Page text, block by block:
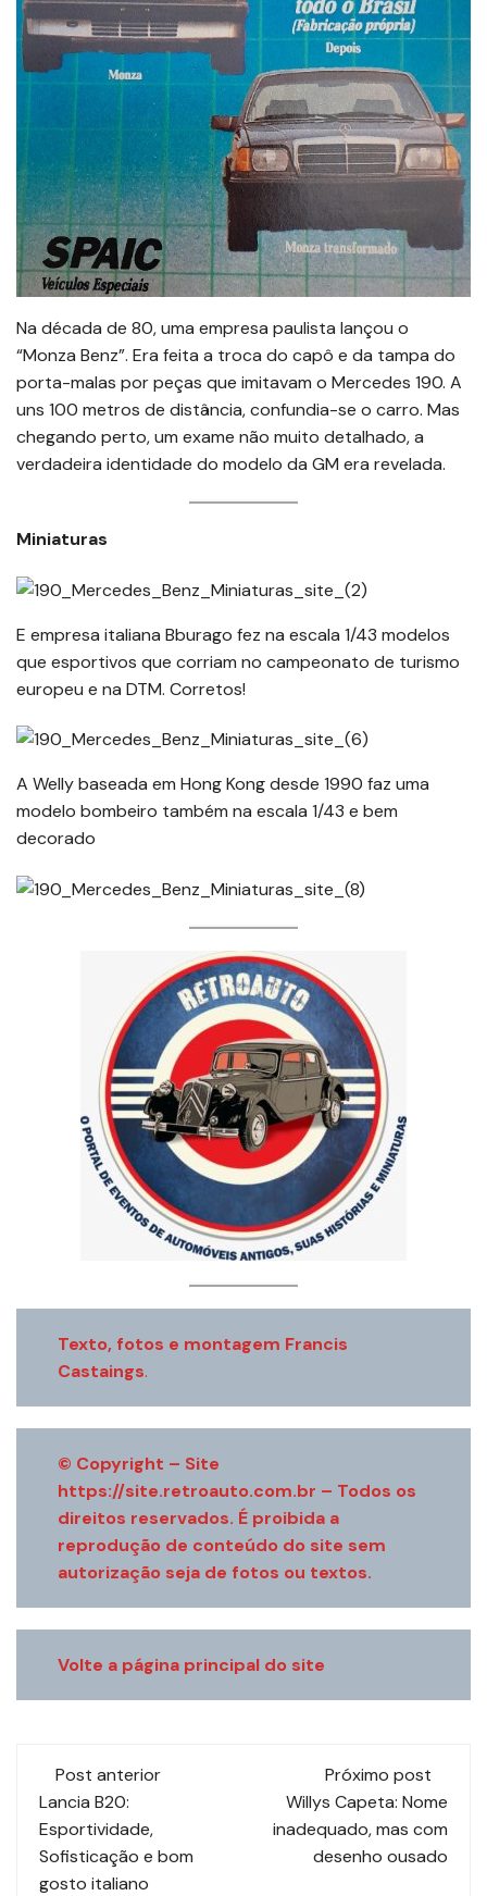
Na década de 80, uma empresa paulista lançou o
“Monza Benz”. Era feita a troca do capô e da tampa do
porta-malas por peças que imitavam o Mercedes 190. A
uns 100 metros de distância, confundia-se o carro. Mas
chegando perto, um exame não muito detalhado, a
verdadeira identidade do modelo da GM era revelada.
Miniaturas
E empresa italiana Bburago fez na escala 1/43 modelos
que esportivos que corriam no campeonato de turismo
europeu e na DTM. Corretos!
A Welly baseada em Hong Kong desde 1990 faz uma
modelo bombeiro também na escala 1/43 e bem
decorado
Texto, fotos e montagem Francis
Castaings.
© Copyright – Site
https://site.retroauto.com.br – Todos os
direitos reservados. É proibida a
reprodução de conteúdo do site sem
autorização seja de fotos ou textos.
Volte a página principal do site
Navegação
de
post
Post anterior
Lancia B20:
Esportividade,
Sofisticação e bom
gosto italiano
Próximo post
Willys Capeta: Nome
inadequado, mas com
desenho ousado